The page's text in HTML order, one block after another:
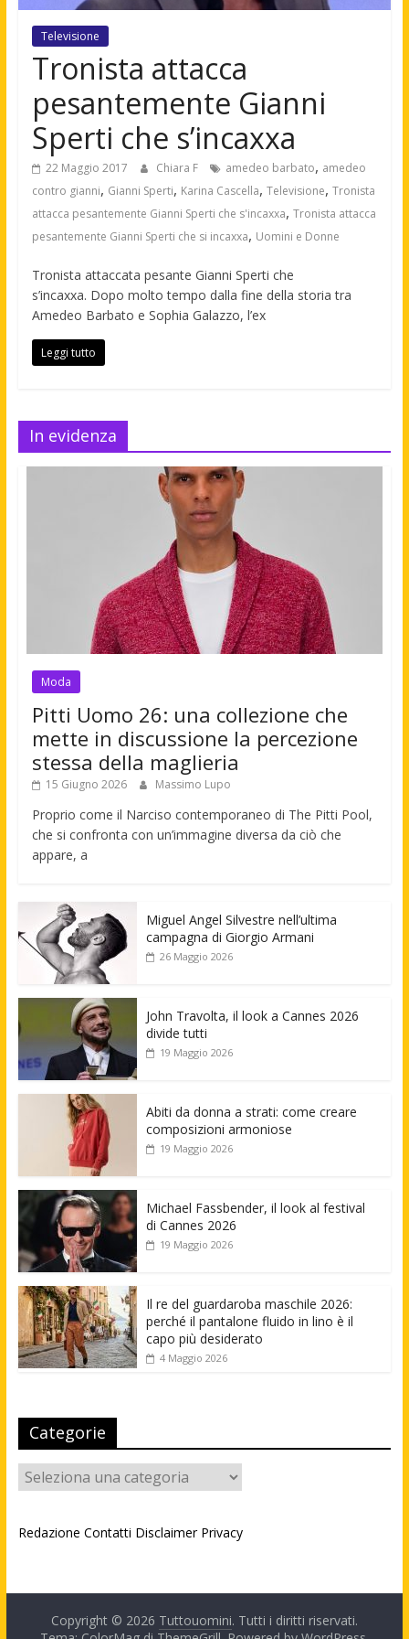
Televisione
Tronista attacca
pesantemente Gianni
Sperti che s’incaxxa
22 Maggio 2017 Chiara F amedeo barbato, amedeo
contro gianni, Gianni Sperti, Karina Cascella, Televisione, Tronista
attacca pesantemente Gianni Sperti che s'incaxxa, Tronista attacca
pesantemente Gianni Sperti che si incaxxa, Uomini e Donne
Tronista attaccata pesante Gianni Sperti che
s’incaxxa. Dopo molto tempo dalla fine della storia tra
Amedeo Barbato e Sophia Galazzo, l’ex
Leggi tutto
In evidenza
Moda
Pitti Uomo 26: una collezione che
mette in discussione la percezione
stessa della maglieria
15 Giugno 2026 Massimo Lupo
Proprio come il Narciso contemporaneo di The Pitti Pool,
che si confronta con un’immagine diversa da ciò che
appare, a
Miguel Angel Silvestre nell’ultima
campagna di Giorgio Armani
26 Maggio 2026
John Travolta, il look a Cannes 2026
divide tutti
19 Maggio 2026
Abiti da donna a strati: come creare
composizioni armoniose
19 Maggio 2026
Michael Fassbender, il look al festival
di Cannes 2026
19 Maggio 2026
Il re del guardaroba maschile 2026:
perché il pantalone fluido in lino è il
capo più desiderato
4 Maggio 2026
Categorie
Categorie
Redazione Contatti Disclaimer Privacy
Copyright © 2026 Tuttouomini. Tutti i diritti riservati.